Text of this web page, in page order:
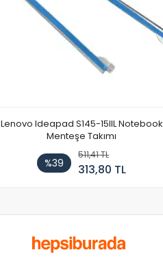
Lenovo Ideapad S145-15IIL Notebook
Menteşe Takımı
%39
511,41 TL
313,80 TL